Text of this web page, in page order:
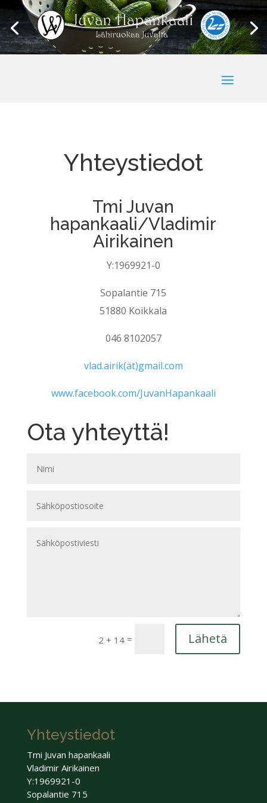
Yhteystiedot
Tmi Juvan
hapankaali/Vladimir
Airikainen
Y:1969921-0
Sopalantie 715
51880 Koikkala
046 8102057
vlad.airik(ät)gmail.com
www.facebook.com/JuvanHapankaali
Ota yhteyttä!
2 + 14 = Lähetä
Yhteystiedot
Tmi Juvan hapankaali
Vladimir Airikainen
Y:1969921-0
Sopalantie 715